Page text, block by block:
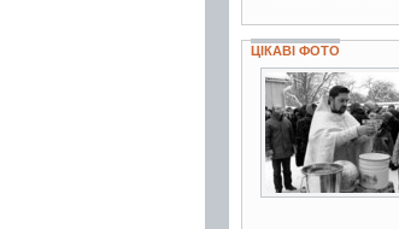
ЦІКАВІ ФОТО
3 фото